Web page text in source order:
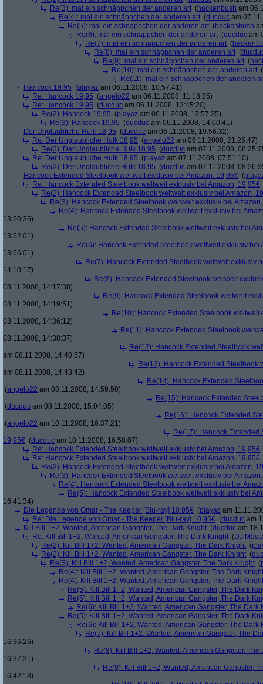
Re(3): mal ein schnäppchen der anderen art (hackenbush am
Re(4): mal ein schnäppchen der anderen art (ducduc am
Re(5): mal ein schnäppchen der anderen art (hackenbush
Re(6): mal ein schnäppchen der anderen art (ducduc am
Re(7): mal ein schnäppchen der anderen art (
Re(8): mal ein schnäppchen der anderen art (
Re(9): mal ein schnäppchen der anderen art (
Re(10): mal ein schnäppchen der anderen art (
Re(11): mal ein schnäppchen der anderen
Hancock 19,95 (playaz am 06.11.2008, 10:57:41)
Re: Hancock 19,95 (angelo22 am 06.11.2008, 11:18:25)
Re: Hancock 19,95 (ducduc am 06.11.2008, 13:45:20)
Re(2): Hancock 19,95 (playaz am 06.11.2008, 13:57:35)
Re(3): Hancock 19,95 (ducduc am 06.11.2008, 14:00:41)
Der Unglaubliche Hulk 18,95 (ducduc am 06.11.2008, 19:56:32)
Re: Der Unglaubliche Hulk 18,95 (angelo22 am 06.11.2008, 21:25:47)
Re(2): Der Unglaubliche Hulk 18,95 (ducduc am 07.11.2008,
Re: Der Unglaubliche Hulk 18,95 (playaz am 07.11.2008, 07:51:10)
Re(2): Der Unglaubliche Hulk 18,95 (ducduc am 07.11.2008,
Hancock Extended Steelbook weltweit exklusiv bei Amazon, 19,95€ (
Re: Hancock Extended Steelbook weltweit exklusiv bei Amazon, 19,95€
Re(2): Hancock Extended Steelbook weltweit exklusiv bei Amazon,
Re(3): Hancock Extended Steelbook weltweit exklusiv bei
Re(4): Hancock Extended Steelbook weltweit exklusiv bei
13:50:36)
Re(5): Hancock Extended Steelbook weltweit exklusiv bei
13:52:01)
Re(6): Hancock Extended Steelbook weltweit exklusiv bei
13:56:01)
Re(7): Hancock Extended Steelbook weltweit exklusiv
14:10:17)
Re(8): Hancock Extended Steelbook weltweit
08.11.2008, 14:17:38)
Re(9): Hancock Extended Steelbook weltweit
08.11.2008, 14:19:51)
Re(10): Hancock Extended Steelbook weltweit
08.11.2008, 14:36:12)
Re(11): Hancock Extended Steelbook
08.11.2008, 14:38:37)
Re(12): Hancock Extended Steelbook
am 08.11.2008, 14:40:57)
Re(13): Hancock Extended Steelbook
am 08.11.2008, 14:43:42)
Re(14): Hancock Extended
(angelo22 am 08.11.2008, 14:59:50)
Re(15): Hancock Extended
(ducduc am 08.11.2008, 15:04:05)
Re(16): Hancock Extended
(angelo22 am 10.11.2008, 16:37:21)
Re(17): Hancock
19,95€ (ducduc am 10.11.2008, 16:58:07)
Re: Hancock Extended Steelbook weltweit exklusiv bei Amazon, 19,95€
Re: Hancock Extended Steelbook weltweit exklusiv bei Amazon, 19,95€
Re(2): Hancock Extended Steelbook weltweit exklusiv bei Amazon,
Re(3): Hancock Extended Steelbook weltweit exklusiv bei
Re(4): Hancock Extended Steelbook weltweit exklusiv bei
Re(5): Hancock Extended Steelbook weltweit exklusiv bei
16:41:34)
Die Legende von Omar - The Keeper [Blu-ray] 10,95€ (playaz am
Re: Die Legende von Omar - The Keeper [Blu-ray] 10,95€ (ducduc am
Kill Bill 1+2, Wanted, American Gangster, The Dark Knight (ducduc am
Re: Kill Bill 1+2, Wanted, American Gangster, The Dark Knight (DJ
Re(2): Kill Bill 1+2, Wanted, American Gangster, The Dark Knight (
Re(2): Kill Bill 1+2, Wanted, American Gangster, The Dark Knight (
Re(3): Kill Bill 1+2, Wanted, American Gangster, The Dark Knight (
Re(4): Kill Bill 1+2, Wanted, American Gangster, The Dark Knight
Re(4): Kill Bill 1+2, Wanted, American Gangster, The Dark Knight
Re(5): Kill Bill 1+2, Wanted, American Gangster, The Dark
Re(5): Kill Bill 1+2, Wanted, American Gangster, The Dark
Re(6): Kill Bill 1+2, Wanted, American Gangster, The Dark
Re(5): Kill Bill 1+2, Wanted, American Gangster, The Dark
Re(6): Kill Bill 1+2, Wanted, American Gangster, The Dark
Re(7): Kill Bill 1+2, Wanted, American Gangster, The
16:36:26)
Re(8): Kill Bill 1+2, Wanted, American Gangster, The
16:37:31)
Re(9): Kill Bill 1+2, Wanted, American Gangster,
16:42:18)